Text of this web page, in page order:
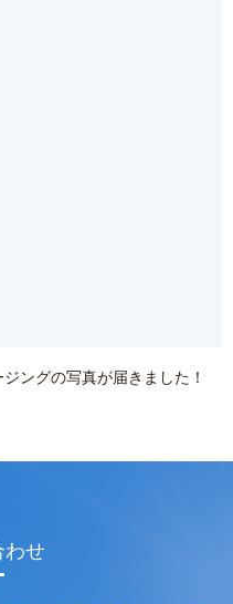
ングの写真が届きました！
わせ